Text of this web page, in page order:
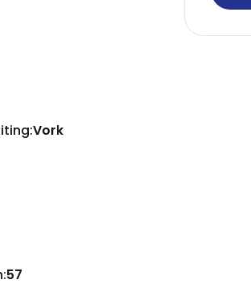
:Vork
niet mogelijk)
niet mogelijk)
combinatie niet mogelijk)
:57